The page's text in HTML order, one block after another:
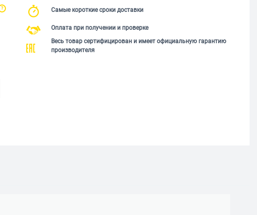
?
Самые короткие сроки доставки
Оплата при получении и проверке
Весь товар сертифицирован и имеет официальную гарантию
производителя